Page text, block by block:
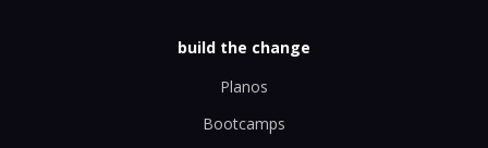
build the change
Planos
Bootcamps